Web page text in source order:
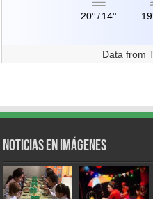
20°/14°
Data from
Noticias en Imágenes